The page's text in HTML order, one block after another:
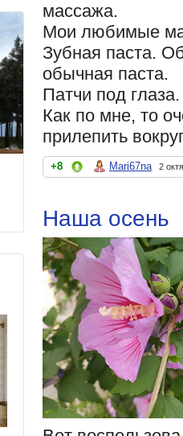
массажа.
Мои любимые
Зубная паста.
обычная паста.
Патчи под глаза.
Как по мне, то
прилепить
+8 Mari67na 2
Наша осень